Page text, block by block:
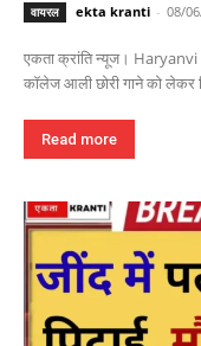
वायरल ekta kranti - 08/
एकता क्रांति न्यूज। Haryanvi
कॉलेज आली छोरी गाने को लेकर
Read more